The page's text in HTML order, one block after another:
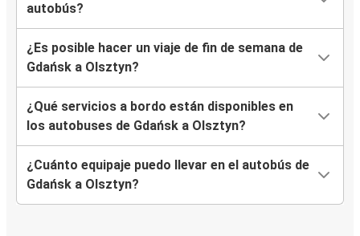
autobús?
¿Es posible hacer un viaje de fin de semana de
Gdańsk a Olsztyn?
¿Qué servicios a bordo están disponibles en
los autobuses de Gdańsk a Olsztyn?
¿Cuánto equipaje puedo llevar en el autobús de
Gdańsk a Olsztyn?